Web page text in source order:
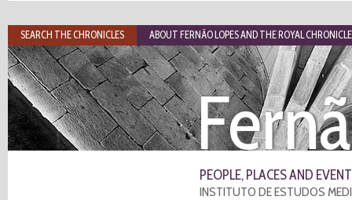
PEOPLE, PLACES AND
INSTITUTO DE ESTUDOS
SEARCH THE CHRONICLES ABOUT FERNÃO LOPES AND THE ROYAL